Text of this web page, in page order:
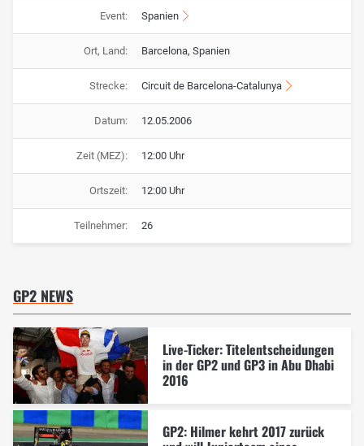
Event: Spanien
Ort, Land: Barcelona, Spanien
Strecke: Circuit de Barcelona-Catalunya
Datum: 12.05.2006
Zeit (MEZ): 12:00 Uhr
Ortszeit: 12:00 Uhr
Teilnehmer: 26
GP2 NEWS
Live-Ticker: Titelentscheidungen
in der GP2 und GP3 in Abu Dhabi
2016
GP2: Hilmer kehrt 2017 zurück